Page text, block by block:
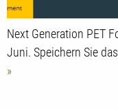
Next Generation PET
Juni. Speichern Sie